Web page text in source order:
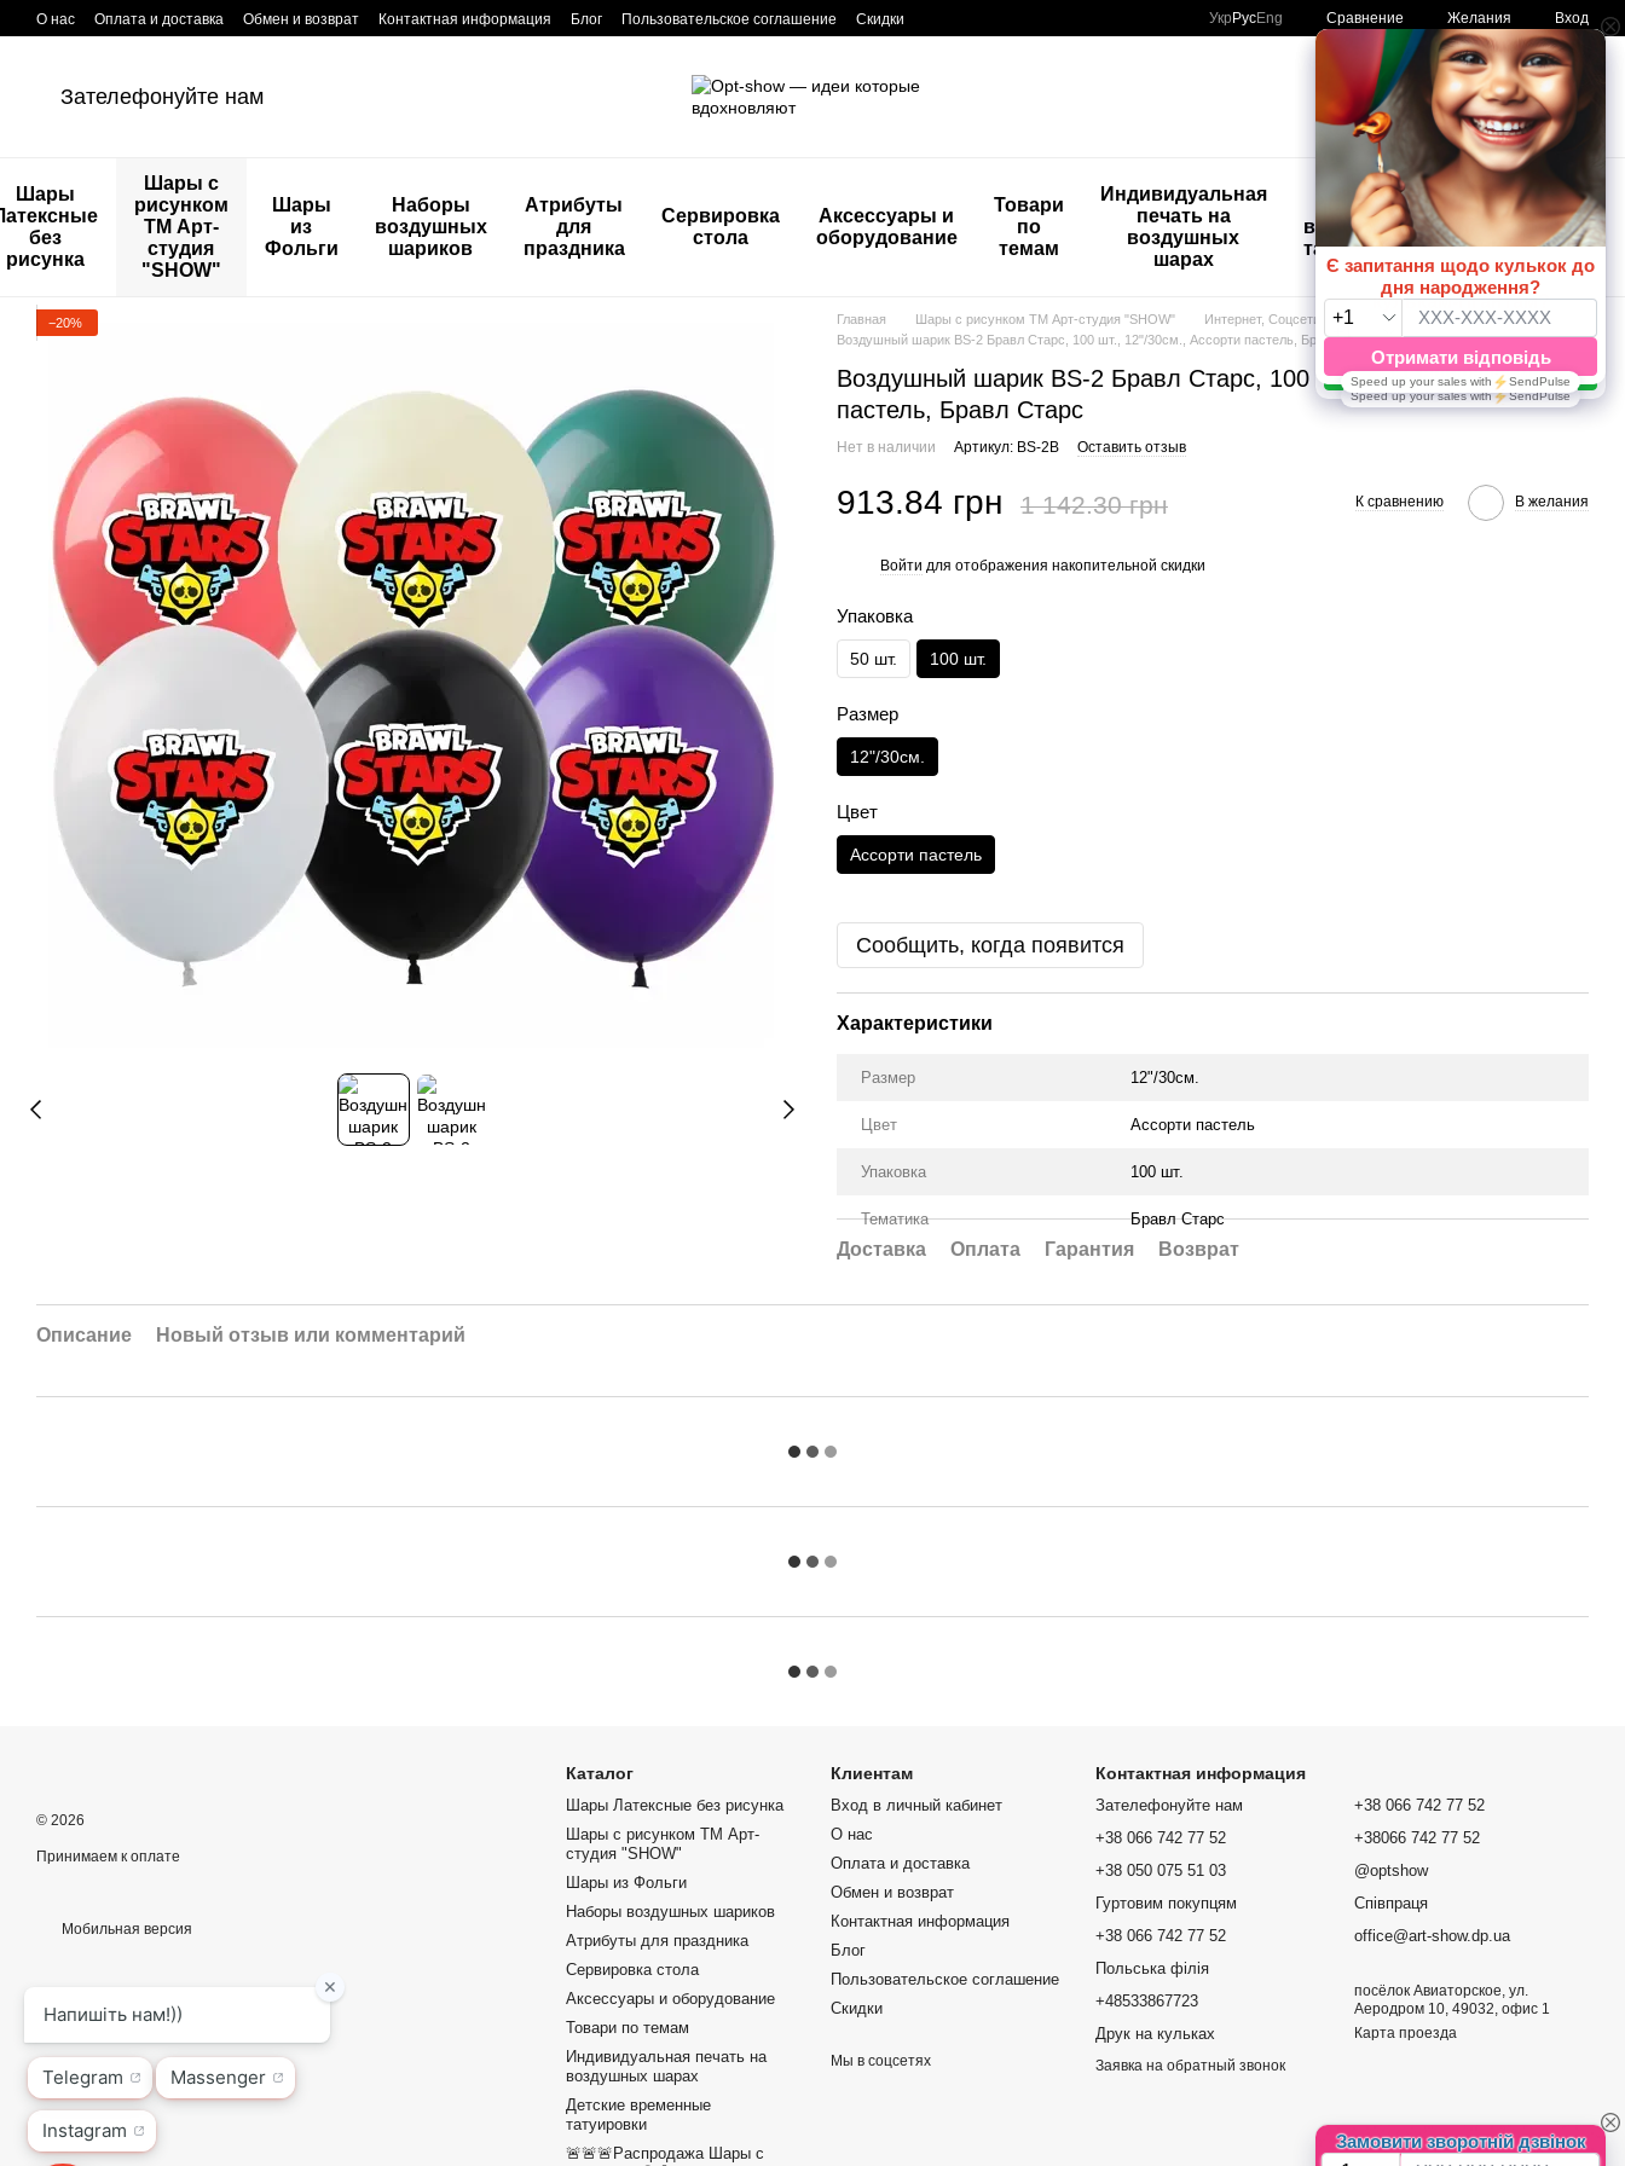
Перейти к основному контенту
О нас Оплата и доставка Обмен и возврат Контактная информация Блог Пользовательское соглашение Скидки Укр РусEng Сравнение Желания Вход
Зателефонуйте нам Мой заказ
Шары
без
рисунка
Шары с
рисунком
ТМ Арт-
студия
"SHOW"
Шары
из
Фольги
Наборы
воздушных
шариков
Атрибуты
для
праздника
Сервировка
стола
Аксессуары и
оборудование
Товари
по
темам
Индивидуальная
печать на
воздушных
шарах
Детские
временные
татуировки
🚨🚨🚨
Распродажа
Шары с
рисунком
😀🎈
−20% Главная Шары с рисунком ТМ Арт-студия "SHOW"
Интернет, Соцсети, Игры
Воздушный шарик BS-2 Бравл Старс, 100 шт., 12"/30см., Ассорти пастель, Бравл Старс
Воздушный шарик BS-2 Бравл Старс, 100 шт., 12"/30см., Ассорти
пастель, Бравл Старс
Нет в наличии Артикул: BS-2B Оставить отзыв
913.84 грн 1 142.30 грн К сравнению В желания
Войти для отображения накопительной скидки
Упаковка
50 шт. 100 шт.
Размер
12"/30см.
Цвет
Ассорти пастель
Сообщить, когда появится
Характеристики
Размер 12"/30см.
Цвет Ассорти пастель
Упаковка 100 шт.
Тематика Бравл Старс
Доставка Оплата Гарантия Возврат
Описание Новый отзыв или комментарий
© 2026
Принимаем к оплате
Мобильная версия
Каталог
Шары Латексные без рисунка
Шары с рисунком ТМ Арт-
студия "SHOW"
Шары из Фольги
Наборы воздушных шариков
Атрибуты для праздника
Сервировка стола
Аксессуары и оборудование
Товари по темам
Индивидуальная печать на
воздушных шарах
Детские временные
татуировки
🚨🚨🚨Распродажа Шары с
Клиентам
Вход в личный кабинет
О нас
Оплата и доставка
Обмен и возврат
Контактная информация
Блог
Пользовательское соглашение
Скидки
Мы в соцсетях
Контактная информация
Зателефонуйте нам
+38 066 742 77 52
+38 050 075 51 03
Гуртовим покупцям
+38 066 742 77 52
Польська філія
+48533867723
Друк на кульках
Заявка на обратный звонок
+38 066 742 77 52
+38066 742 77 52
@optshow
Співпраця
office@art-show.dp.ua
посёлок Авиаторское, ул.
Аеродром 10, 49032, офис 1
Карта проезда